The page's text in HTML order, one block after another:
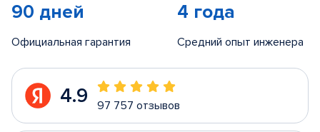
90 дней
Официальная гарантия
4 года
Средний опыт инженера
4.9 97 757 отзывов